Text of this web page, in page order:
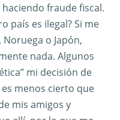
fraude fiscal.
país es ilegal? Si me
o Japón,
nada. Algunos
mi decisión de
menos cierto que
mis amigos y